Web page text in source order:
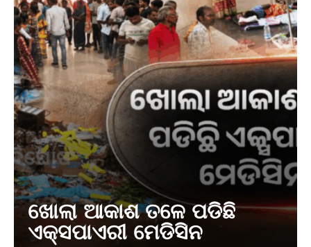
ଖୋଲା ଆକାଶ ତଳେ ପଡିଛି
ଏକ୍ସପାଏରୀ ମେଡିସିନ